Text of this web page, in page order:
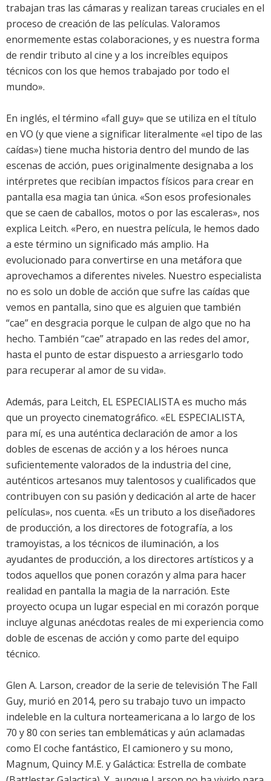
trabajan tras las cámaras y realizan tareas cruciales en el
proceso de creación de las películas. Valoramos
enormemente estas colaboraciones, y es nuestra forma
de rendir tributo al cine y a los increíbles equipos
técnicos con los que hemos trabajado por todo el
mundo».
En inglés, el término «fall guy» que se utiliza en el título
en VO (y que viene a significar literalmente «el tipo de las
caídas») tiene mucha historia dentro del mundo de las
escenas de acción, pues originalmente designaba a los
intérpretes que recibían impactos físicos para crear en
pantalla esa magia tan única. «Son esos profesionales
que se caen de caballos, motos o por las escaleras», nos
explica Leitch. «Pero, en nuestra película, le hemos dado
a este término un significado más amplio. Ha
evolucionado para convertirse en una metáfora que
aprovechamos a diferentes niveles. Nuestro especialista
no es solo un doble de acción que sufre las caídas que
vemos en pantalla, sino que es alguien que también
“cae” en desgracia porque le culpan de algo que no ha
hecho. También “cae” atrapado en las redes del amor,
hasta el punto de estar dispuesto a arriesgarlo todo
para recuperar al amor de su vida».
Además, para Leitch, EL ESPECIALISTA es mucho más
que un proyecto cinematográfico. «EL ESPECIALISTA,
para mí, es una auténtica declaración de amor a los
dobles de escenas de acción y a los héroes nunca
suficientemente valorados de la industria del cine,
auténticos artesanos muy talentosos y cualificados que
contribuyen con su pasión y dedicación al arte de hacer
películas», nos cuenta. «Es un tributo a los diseñadores
de producción, a los directores de fotografía, a los
tramoyistas, a los técnicos de iluminación, a los
ayudantes de producción, a los directores artísticos y a
todos aquellos que ponen corazón y alma para hacer
realidad en pantalla la magia de la narración. Este
proyecto ocupa un lugar especial en mi corazón porque
incluye algunas anécdotas reales de mi experiencia como
doble de escenas de acción y como parte del equipo
técnico.
Glen A. Larson, creador de la serie de televisión The Fall
Guy, murió en 2014, pero su trabajo tuvo un impacto
indeleble en la cultura norteamericana a lo largo de los
70 y 80 con series tan emblemáticas y aún aclamadas
como El coche fantástico, El camionero y su mono,
Magnum, Quincy M.E. y Galáctica: Estrella de combate